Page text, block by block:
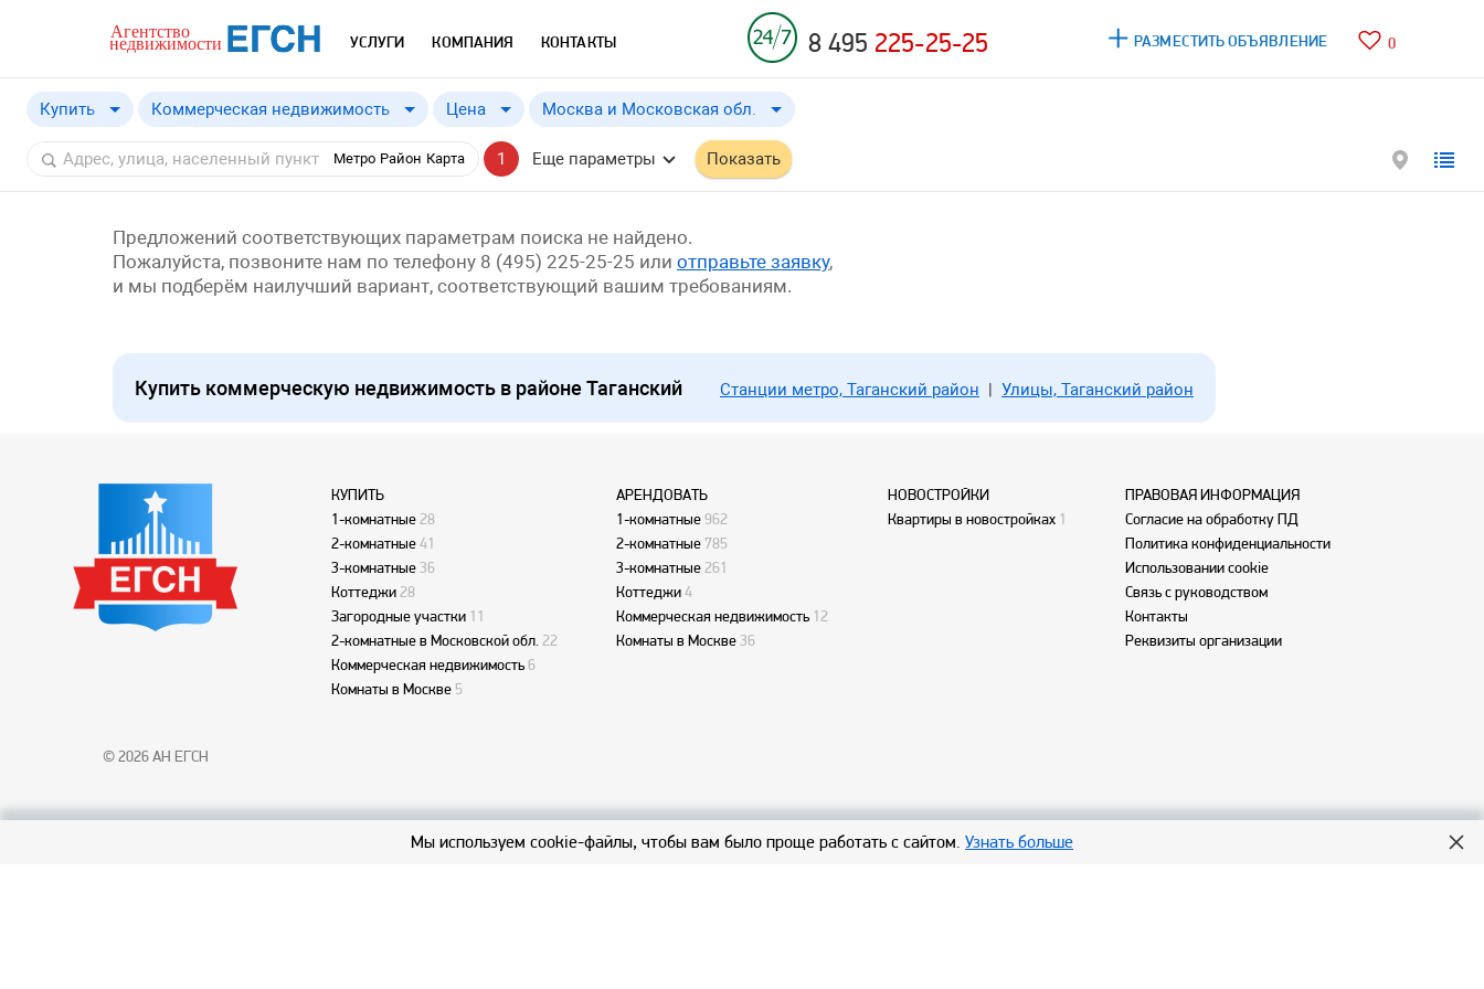
УСЛУГИ КОМПАНИЯ КОНТАКТЫ 8 495 225-25-25 РАЗМЕСТИТЬ ОБЪЯВЛЕНИЕ 0
Купить
Купить
Снять
Коммерческая недвижимость Цена Москва и Московская обл.
Москва и Московская обл.
Москва
Метро Район Карта 1 Еще параметры Показать
Предложений соответствующих параметрам поиска не найдено.
Пожалуйста, позвоните нам по телефону 8 (495) 225-25-25 или отправьте заявку,
и мы подберём наилучший вариант, соответствующий вашим требованиям.
Купить коммерческую недвижимость в районе Таганский Станции метро, Таганский район | Улицы, Таганский район
© 2026 АН ЕГСН
КУПИТЬ
1-комнатные 28
2-комнатные 41
3-комнатные 36
Коттеджи 28
Загородные участки 11
2-комнатные в Московской обл. 22
Коммерческая недвижимость 6
Комнаты в Москве 5
АРЕНДОВАТЬ
1-комнатные962
2-комнатные785
3-комнатные 261
Коттеджи4
Коммерческая недвижимость 12
Комнаты в Москве 36
НОВОСТРОЙКИ
Квартиры в новостройках 1
ПРАВОВАЯ ИНФОРМАЦИЯ
Согласие на обработку ПД
Политика конфиденциальности
Использовании cookie
Связь с руководством
Контакты
Реквизиты организации
Мы используем cookie-файлы, чтобы вам было проще работать с сайтом. Узнать больше